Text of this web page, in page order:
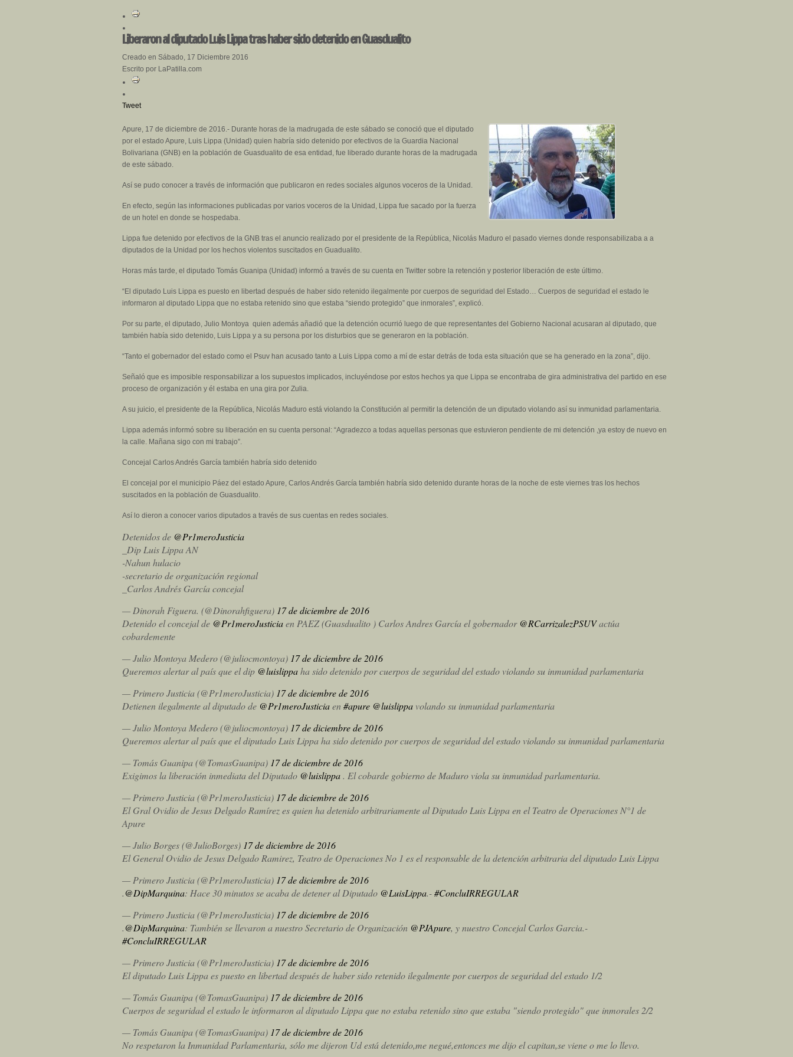
Liberaron al diputado Luis Lippa tras haber sido detenido en Guasdualito
Creado en Sábado, 17 Diciembre 2016
Escrito por LaPatilla.com
Tweet
Apure, 17 de diciembre de 2016.- Durante horas de la madrugada de este sábado se conoció que el diputado
por el estado Apure, Luis Lippa (Unidad) quien habría sido detenido por efectivos de la Guardia Nacional
Bolivariana (GNB) en la población de Guasdualito de esa entidad, fue liberado durante horas de la madrugada
de este sábado.
Así se pudo conocer a través de información que publicaron en redes sociales algunos voceros de la Unidad.
En efecto, según las informaciones publicadas por varios voceros de la Unidad, Lippa fue sacado por la fuerza
de un hotel en donde se hospedaba.
Lippa fue detenido por efectivos de la GNB tras el anuncio realizado por el presidente de la República, Nicolás Maduro el pasado viernes donde responsabilizaba a a
diputados de la Unidad por los hechos violentos suscitados en Guadualito.
Horas más tarde, el diputado Tomás Guanipa (Unidad) informó a través de su cuenta en Twitter sobre la retención y posterior liberación de este último.
“El diputado Luis Lippa es puesto en libertad después de haber sido retenido ilegalmente por cuerpos de seguridad del Estado… Cuerpos de seguridad el estado le
informaron al diputado Lippa que no estaba retenido sino que estaba “siendo protegido” que inmorales”, explicó.
Por su parte, el diputado, Julio Montoya quien además añadió que la detención ocurrió luego de que representantes del Gobierno Nacional acusaran al diputado, que
también había sido detenido, Luis Lippa y a su persona por los disturbios que se generaron en la población.
“Tanto el gobernador del estado como el Psuv han acusado tanto a Luis Lippa como a mí de estar detrás de toda esta situación que se ha generado en la zona”, dijo.
Señaló que es imposible responsabilizar a los supuestos implicados, incluyéndose por estos hechos ya que Lippa se encontraba de gira administrativa del partido en ese
proceso de organización y él estaba en una gira por Zulia.
A su juicio, el presidente de la República, Nicolás Maduro está violando la Constitución al permitir la detención de un diputado violando así su inmunidad parlamentaria.
Lippa además informó sobre su liberación en su cuenta personal: “Agradezco a todas aquellas personas que estuvieron pendiente de mi detención ,ya estoy de nuevo en
la calle. Mañana sigo con mi trabajo”.
Concejal Carlos Andrés García también habría sido detenido
El concejal por el municipio Páez del estado Apure, Carlos Andrés García también habría sido detenido durante horas de la noche de este viernes tras los hechos
suscitados en la población de Guasdualito.
Así lo dieron a conocer varios diputados a través de sus cuentas en redes sociales.
Detenidos de @Pr1meroJusticia
_Dip Luis Lippa AN
-Nahun hulacio
-secretario de organización regional
_Carlos Andrés García concejal
— Dinorah Figuera. (@Dinorahfiguera) 17 de diciembre de 2016
Detenido el concejal de @Pr1meroJusticiaen PAEZ (Guasdualito ) Carlos Andres García el gobernador @RCarrizalezPSUVactúa
cobardemente
— Julio Montoya Medero (@juliocmontoya) 17 de diciembre de 2016
Queremos alertar al país que el dip @luislippaha sido detenido por cuerpos de seguridad del estado violando su inmunidad parlamentaria
— Primero Justicia (@Pr1meroJusticia) 17 de diciembre de 2016
Detienen ilegalmente al diputado de @Pr1meroJusticiaen#apure @luislippa volando su inmunidad parlamentaria
— Julio Montoya Medero (@juliocmontoya) 17 de diciembre de 2016
Queremos alertar al país que el diputado Luis Lippa ha sido detenido por cuerpos de seguridad del estado violando su inmunidad parlamentaria
— Tomás Guanipa (@TomasGuanipa) 17 de diciembre de 2016
Exigimos la liberación inmediata del Diputado @luislippa. El cobarde gobierno de Maduro viola su inmunidad parlamentaria.
— Primero Justicia (@Pr1meroJusticia) 17 de diciembre de 2016
El Gral Ovidio de Jesus Delgado Ramírez es quien ha detenido arbitrariamente al Diputado Luis Lippa en el Teatro de Operaciones N°1 de
Apure
— Julio Borges (@JulioBorges) 17 de diciembre de 2016
El General Ovidio de Jesus Delgado Ramirez, Teatro de Operaciones No 1 es el responsable de la detención arbitraria del diputado Luis Lippa
— Primero Justicia (@Pr1meroJusticia) 17 de diciembre de 2016
.@DipMarquina: Hace 30 minutos se acaba de detener al Diputado @LuisLippa.-#ConcluIRREGULAR
— Primero Justicia (@Pr1meroJusticia) 17 de diciembre de 2016
.@DipMarquina: También se llevaron a nuestro Secretario de Organización @PJApure, y nuestro Concejal Carlos Garcia.-
#ConcluIRREGULAR
— Primero Justicia (@Pr1meroJusticia) 17 de diciembre de 2016
El diputado Luis Lippa es puesto en libertad después de haber sido retenido ilegalmente por cuerpos de seguridad del estado 1/2
— Tomás Guanipa (@TomasGuanipa) 17 de diciembre de 2016
Cuerpos de seguridad el estado le informaron al diputado Lippa que no estaba retenido sino que estaba "siendo protegido" que inmorales 2/2
— Tomás Guanipa (@TomasGuanipa) 17 de diciembre de 2016
No respetaron la Inmunidad Parlamentaria, sólo me dijeron Ud está detenido,me negué,entonces me dijo el capitan,se viene o me lo llevo.